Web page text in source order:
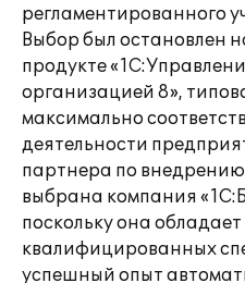
регламентированного
Выбор был остановлен
продукте
организацией 8»,
максимально
деятельности
партнера по
выбрана компания
поскольку она
квалифицированных
успешный опыт